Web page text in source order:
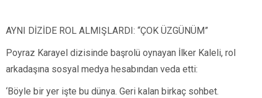
AYNI DİZİDE ROL ALMIŞLARDI: “ÇOK ÜZGÜNÜM”
Poyraz Karayel dizisinde başrolü oynayan İlker Kaleli, rol
arkadaşına sosyal medya hesabından veda etti:
‘Böyle bir yer işte bu dünya. Geri kalan birkaç sohbet.